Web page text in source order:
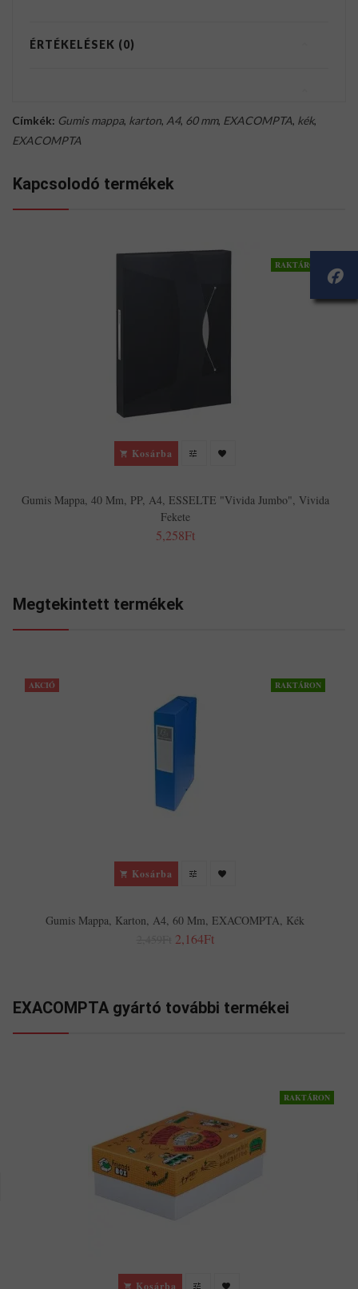
ÉRTÉKELÉSEK (0)
Címkék: Gumis mappa, karton, A4, 60 mm, EXACOMPTA, kék,
EXACOMPTA
Kapcsolodó termékek
RAKTÁRON
Kosárba
Gumis Mappa, 40 Mm, PP, A4, ESSELTE "Vivida Jumbo", Vivida
Fekete
5,258Ft
Megtekintett termékek
AKCIÓ RAKTÁRON
Kosárba
Gumis Mappa, Karton, A4, 60 Mm, EXACOMPTA, Kék
2,164Ft
EXACOMPTA gyártó további termékei
RAKTÁRON
Kosárba